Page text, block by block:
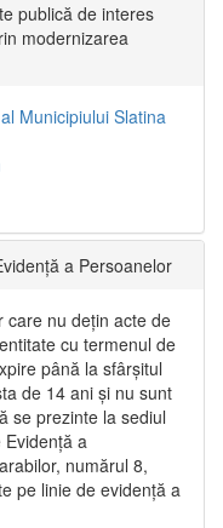
publică de interes
modernizarea
Municipiului Slatina
a Persoanelor
care nu dețin acte de
cu termenul de
până la sfârșitul
de 14 ani și nu sunt
se prezinte la sediul
Evidență a
numărul 8,
pe linie de evidență a